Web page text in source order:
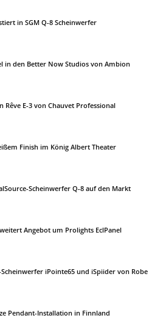
in SGM Q-8 Scheinwerfer
in den Better Now Studios von Ambion
Rêve E-3 von Chauvet Professional
Finish im König Albert Theater
Scheinwerfer Q-8 auf den Markt
Angebot um Prolights EclPanel
iPointe65 und iSpiider von Robe
Pendant-Installation in Finnland